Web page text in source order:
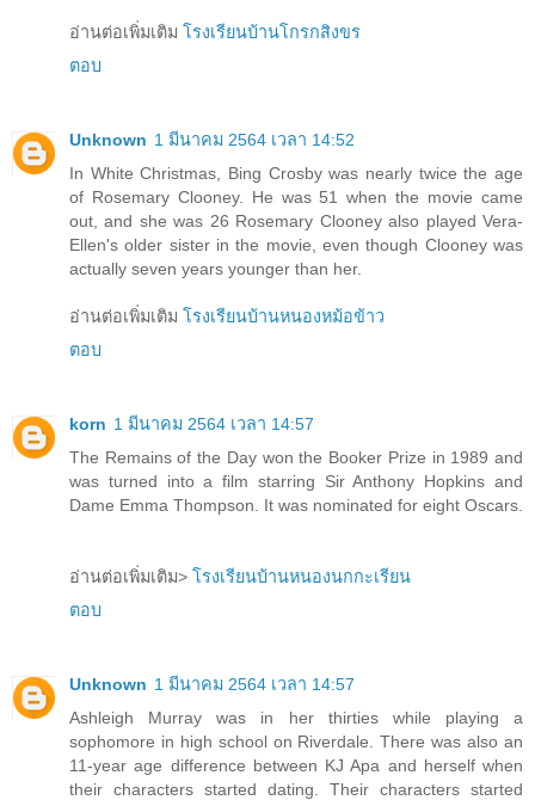
อ่านต่อเพิ่มเติม โรงเรียนบ้านโกรกสิงขร
ตอบ
Unknown 1 มีนาคม 2564 เวลา 14:52
In White Christmas, Bing Crosby was nearly twice the age
of Rosemary Clooney. He was 51 when the movie came
out, and she was 26 Rosemary Clooney also played Vera-
Ellen's older sister in the movie, even though Clooney was
actually seven years younger than her.
อ่านต่อเพิ่มเติม โรงเรียนบ้านหนองหม้อข้าว
ตอบ
korn 1 มีนาคม 2564 เวลา 14:57
The Remains of the Day won the Booker Prize in 1989 and
was turned into a film starring Sir Anthony Hopkins and
Dame Emma Thompson. It was nominated for eight Oscars.
อ่านต่อเพิ่มเติม> โรงเรียนบ้านหนองนกกะเรียน
ตอบ
Unknown 1 มีนาคม 2564 เวลา 14:57
Ashleigh Murray was in her thirties while playing a
sophomore in high school on Riverdale. There was also an
11-year age difference between KJ Apa and herself when
their characters started dating. Their characters started